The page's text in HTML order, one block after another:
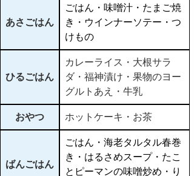
あさごはん
ごはん・味噌汁・たまご焼
き・ウインナーソテー・つ
けもの
ひるごはん
カレーライス・大根サラ
ダ・福神漬け・果物のヨー
グルトあえ・牛乳
おやつ ホットケーキ・お茶
ばんごはん
ごはん・海老タルタル春巻
き・はるさめスープ・たこ
とピーマンの味噌炒め・り